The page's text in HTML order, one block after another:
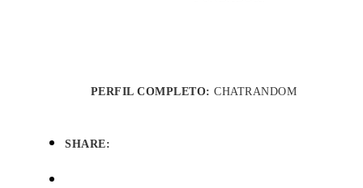
PERFIL COMPLETO:CHATRANDOM
SHARE: